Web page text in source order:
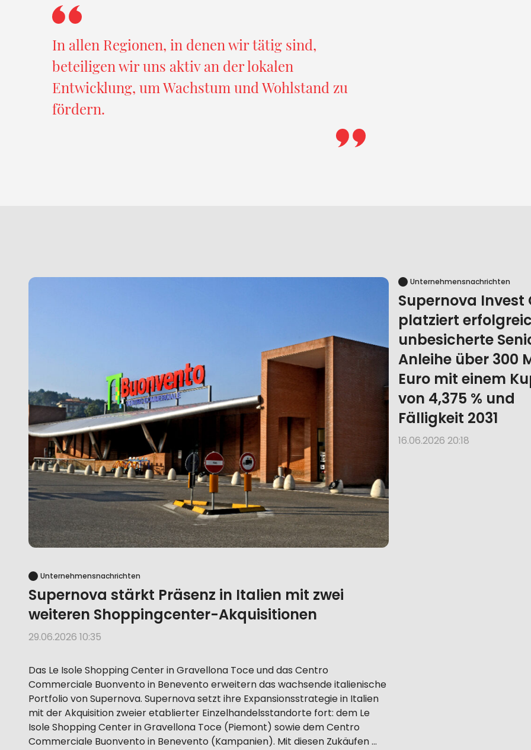
In allen Regionen, in denen wir tätig sind,
beteiligen wir uns aktiv an der lokalen
Entwicklung, um Wachstum und Wohlstand zu
fördern.
Unternehmensnachrichten
Supernova stärkt Präsenz in Italien mit zwei
weiteren Shoppingcenter-Akquisitionen
29.06.2026 10:35
Das Le Isole Shopping Center in Gravellona Toce und das Centro
Commerciale Buonvento in Benevento erweitern das wachsende italienische
Portfolio von Supernova. Supernova setzt ihre Expansionsstrategie in Italien
mit der Akquisition zweier etablierter Einzelhandelsstandorte fort: dem Le
Isole Shopping Center in Gravellona Toce (Piemont) sowie dem Centro
Commerciale Buonvento in Benevento (Kampanien). Mit diesen Zukäufen …
Unternehmensnachrichten
Supernova Invest
platziert
unbesicherte
Anleihe über 300
Euro mit einem
von 4,375 % und
Fälligkeit 2031
16.06.2026 20:18